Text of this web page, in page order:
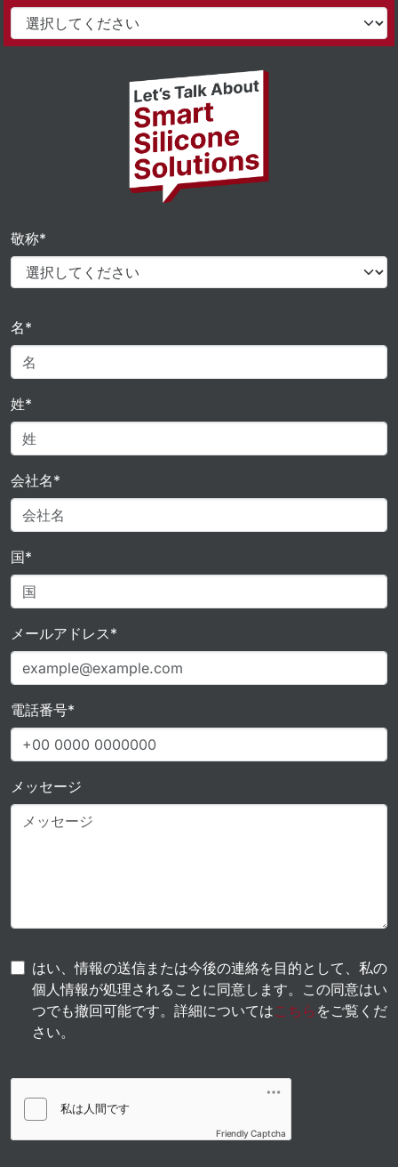
敬称*
名*
姓*
会社名*
国*
メールアドレス*
電話番号*
メッセージ
はい、情報の送信または今後の連絡を目的として、私の
個人情報が処理されることに同意します。この同意はい
つでも撤回可能です。詳細についてはこちら をご覧くだ
さい。
Friendly Captcha